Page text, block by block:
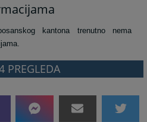
kantona trenutno nema
PREGLEDA